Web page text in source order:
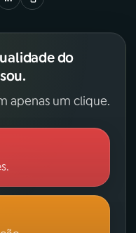
do
apenas um clique.